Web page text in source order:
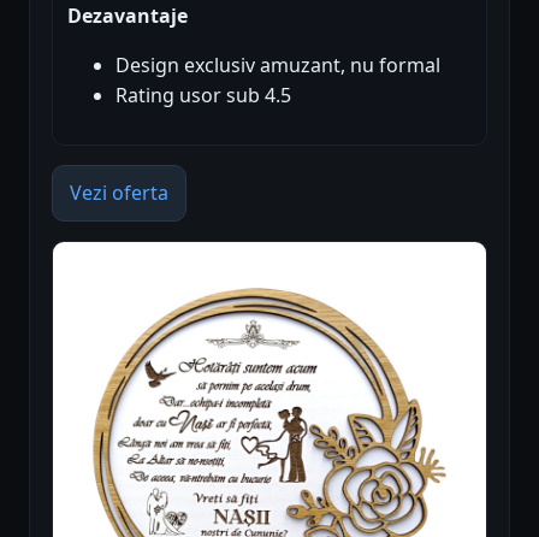
Dezavantaje
Design exclusiv amuzant, nu formal
Rating usor sub 4.5
Vezi oferta